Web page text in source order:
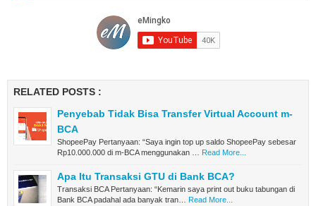
RELATED POSTS :
Penyebab Tidak Bisa Transfer Virtual Account m-
BCA
ShopeePay Pertanyaan: “Saya ingin top up saldo ShopeePay sebesar
Rp10.000.000 di m-BCA menggunakan …
Read More...
Apa Itu Transaksi GTU di Bank BCA?
Transaksi BCA Pertanyaan: “Kemarin saya print out buku tabungan di
Bank BCA padahal ada banyak tran…
Read More...